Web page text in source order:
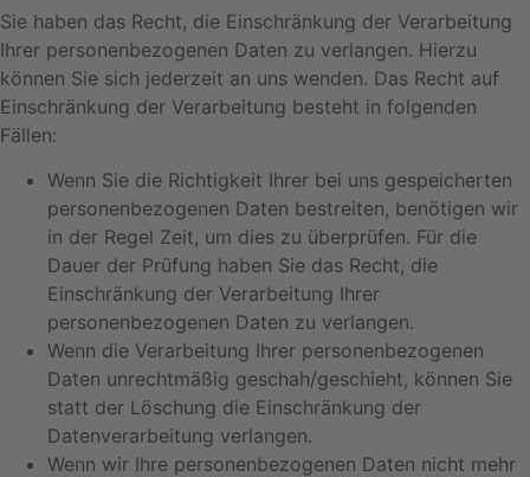
Sie haben das Recht, die Einschränkung der Verarbeitung
Ihrer personenbezogenen Daten zu verlangen. Hierzu
können Sie sich jederzeit an uns wenden. Das Recht auf
Einschränkung der Verarbeitung besteht in folgenden
Fällen:
Wenn Sie die Richtigkeit Ihrer bei uns gespeicherten
personenbezogenen Daten bestreiten, benötigen wir
in der Regel Zeit, um dies zu überprüfen. Für die
Dauer der Prüfung haben Sie das Recht, die
Einschränkung der Verarbeitung Ihrer
personenbezogenen Daten zu verlangen.
Wenn die Verarbeitung Ihrer personenbezogenen
Daten unrechtmäßig geschah/geschieht, können Sie
statt der Löschung die Einschränkung der
Datenverarbeitung verlangen.
Wenn wir Ihre personenbezogenen Daten nicht mehr